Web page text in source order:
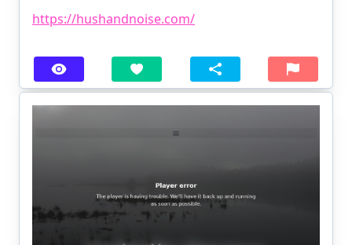
https://hushandnoise.com/